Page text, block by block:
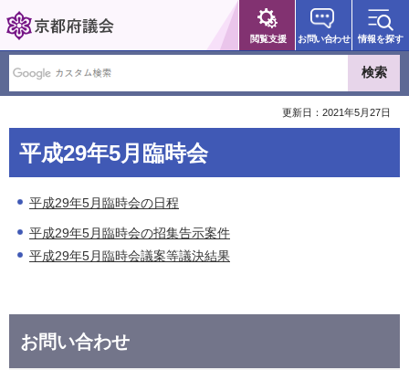
京都府議会
閲覧支援 お問い合わせ 情報を探す
更新日：2021年5月27日
平成29年5月臨時会
平成29年5月臨時会の日程
平成29年5月臨時会の招集告示案件
平成29年5月臨時会議案等議決結果
お問い合わせ